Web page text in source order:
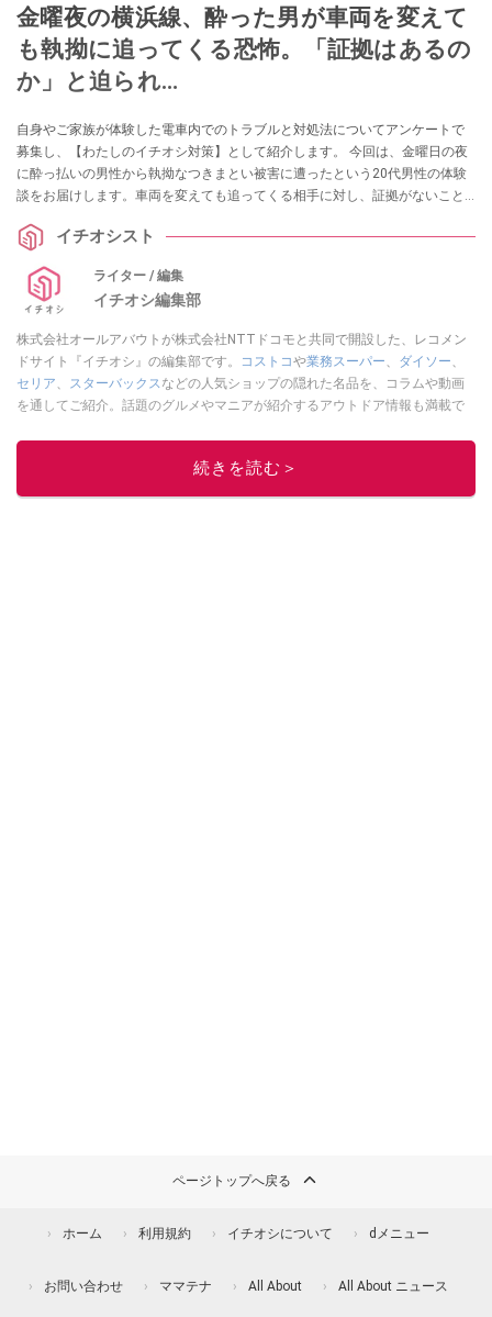
金曜夜の横浜線、酔った男が車両を変えて
も執拗に追ってくる恐怖。「証拠はあるの
か」と迫られ…
自身やご家族が体験した電車内でのトラブルと対処法についてアンケートで
募集し、【わたしのイチオシ対策】として紹介します。 今回は、金曜日の夜
に酔っ払いの男性から執拗なつきまとい被害に遭ったという20代男性の体験
談をお届けします。車両を変えても追ってくる相手に対し、証拠がないこと
た。
イチオシスト
ライター / 編集
イチオシ編集部
株式会社オールアバウトが株式会社NTTドコモと共同で開設した、レコメン
ドサイト『イチオシ』の編集部です。
コストコや業務スーパー、 ダイソー、
セリア、 スターバックスなどの人気ショップの隠れた名品を、コラムや動画
を通してご紹介。話題のグルメやマニアが紹介するアウトドア情報も満載で
レビューしています。毎日トレンド情報をお届けしているので、ぜひ
してください！続きを読む＞
ページトップへ戻る
ホーム 利用規約 イチオシについて dメニュー
お問い合わせ ママテナ All About All About ニュース